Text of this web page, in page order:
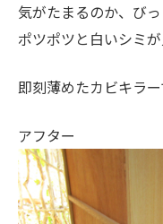
気がたまるのか、び
ポツポツと白いシミ
即刻薄めたカビキラー
アフター